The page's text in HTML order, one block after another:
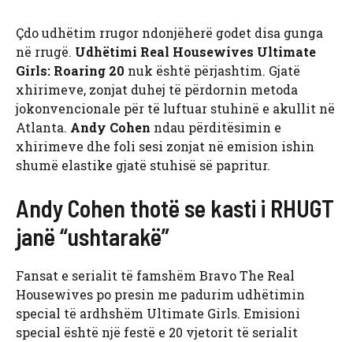
Çdo udhëtim rrugor ndonjëherë godet disa gunga
në rrugë. Udhëtimi Real Housewives Ultimate
Girls: Roaring 20 nuk është përjashtim. Gjatë
xhirimeve, zonjat duhej të përdornin metoda
jokonvencionale për të luftuar stuhinë e akullit në
Atlanta. Andy Cohen ndau përditësimin e
xhirimeve dhe foli sesi zonjat në emision ishin
shumë elastike gjatë stuhisë së papritur.
Andy Cohen thotë se kasti i RHUGT
janë “ushtarakë”
Fansat e serialit të famshëm Bravo The Real
Housewives po presin me padurim udhëtimin
special të ardhshëm Ultimate Girls. Emisioni
special është një festë e 20 vjetorit të serialit